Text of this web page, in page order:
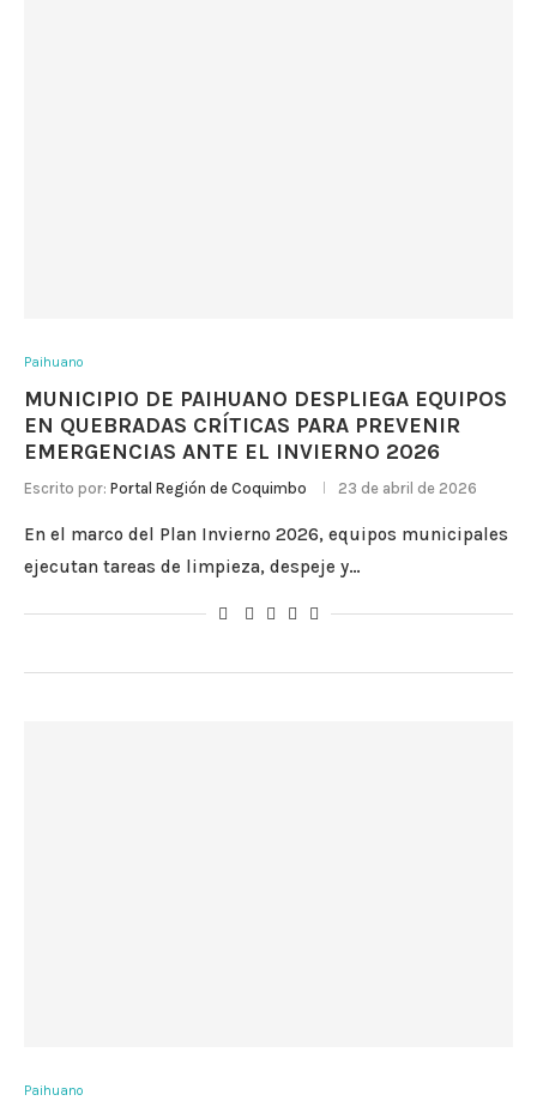
Paihuano
MUNICIPIO DE PAIHUANO DESPLIEGA EQUIPOS
EN QUEBRADAS CRÍTICAS PARA PREVENIR
EMERGENCIAS ANTE EL INVIERNO 2026
Escrito por: Portal Región de Coquimbo 23 de abril de 2026
En el marco del Plan Invierno 2026, equipos municipales
ejecutan tareas de limpieza, despeje y…
Paihuano